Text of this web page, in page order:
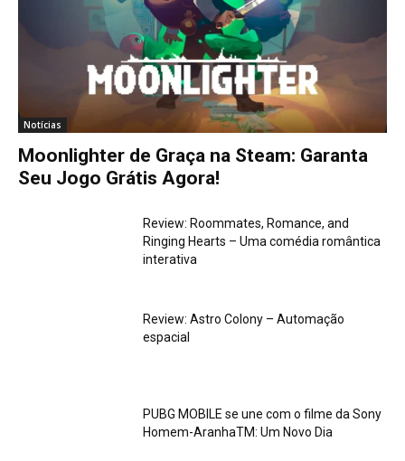
Notícias
Moonlighter de Graça na Steam: Garanta
Seu Jogo Grátis Agora!
Review: Roommates, Romance, and
Ringing Hearts – Uma comédia romântica
interativa
Review: Astro Colony – Automação
espacial
PUBG MOBILE se une com o filme da Sony
Homem-AranhaTM: Um Novo Dia